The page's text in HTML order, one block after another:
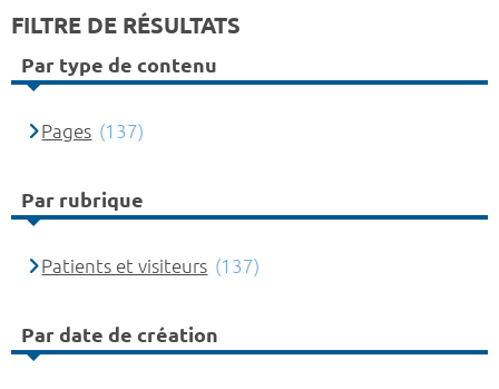
FILTRE DE RÉSULTATS
Par type de contenu
Pages (137)
Par rubrique
Patients et visiteurs (137)
Par date de création